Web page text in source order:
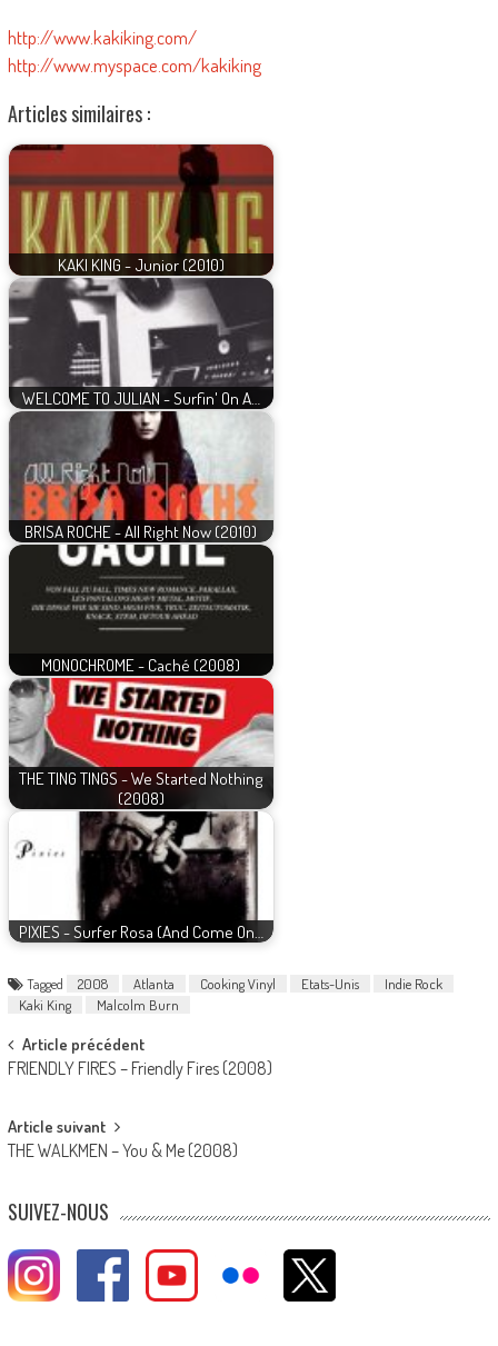
http://www.kakiking.com/
http://www.myspace.com/kakiking
Articles similaires :
KAKI KING - Junior (2010)
WELCOME TO JULIAN - Surfin' On A…
BRISA ROCHE - All Right Now (2010)
MONOCHROME - Caché (2008)
THE TING TINGS - We Started Nothing
(2008)
PIXIES - Surfer Rosa (And Come On…
Tagged 2008 Atlanta Cooking Vinyl Etats-Unis
Indie Rock
Kaki King
Malcolm Burn
Post
navigation
Article précédent
FRIENDLY FIRES – Friendly Fires (2008)
Article suivant
THE WALKMEN – You & Me (2008)
SUIVEZ-NOUS